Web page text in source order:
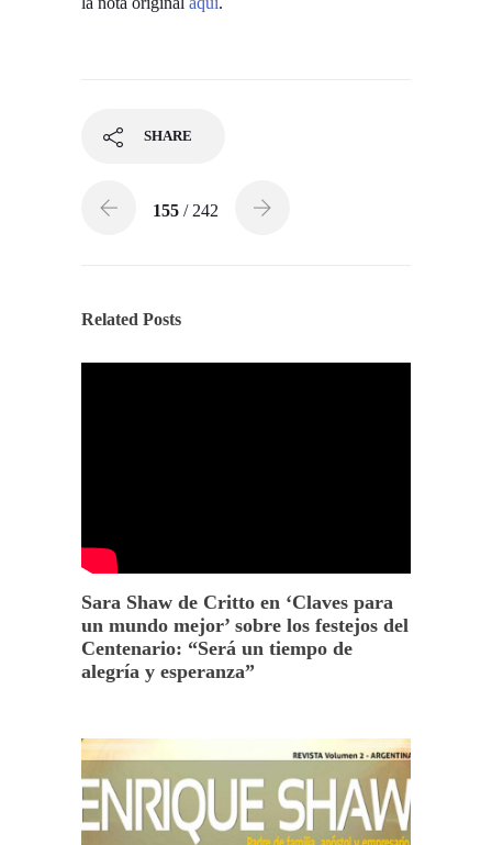
SHARE
155 / 242
Related Posts
Sara Shaw de Critto en ‘Claves para
un mundo mejor’ sobre los festejos del
Centenario: “Será un tiempo de
alegría y esperanza”